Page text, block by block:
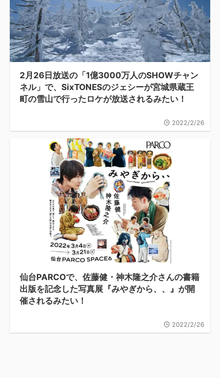
2月26日放送の「1億3000万人のSHOWチャン
ネル」で、SixTONESのジェシーが宮城県蔵王
町の雪山で行ったロケが放送されるみたい！
2022/2/26
仙台PARCOで、佐藤健・神木隆之介さんの書籍
出版を記念した写真展『みやぎから、、』が開
催されるみたい！
2022/2/26